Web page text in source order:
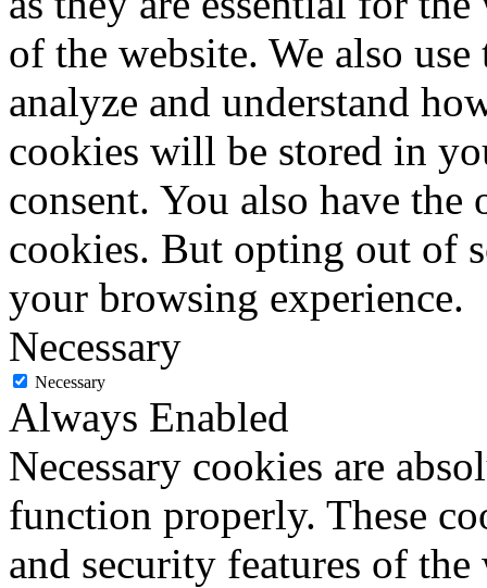
of the website. We also
analyze and understand
cookies will be stored in
consent. You also have
cookies. But opting out of
your browsing experience.
Necessary
Necessary
Always Enabled
Necessary cookies are
function properly. These
and security features of